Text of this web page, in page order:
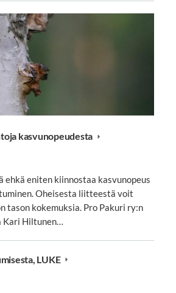
kasvunopeudesta
eniten kiinnostaa kasvunopeus
Oheisesta liitteestä voit
tason kokemuksia. Pro Pakuri ry:n
Kari Hiltunen…
LUKE